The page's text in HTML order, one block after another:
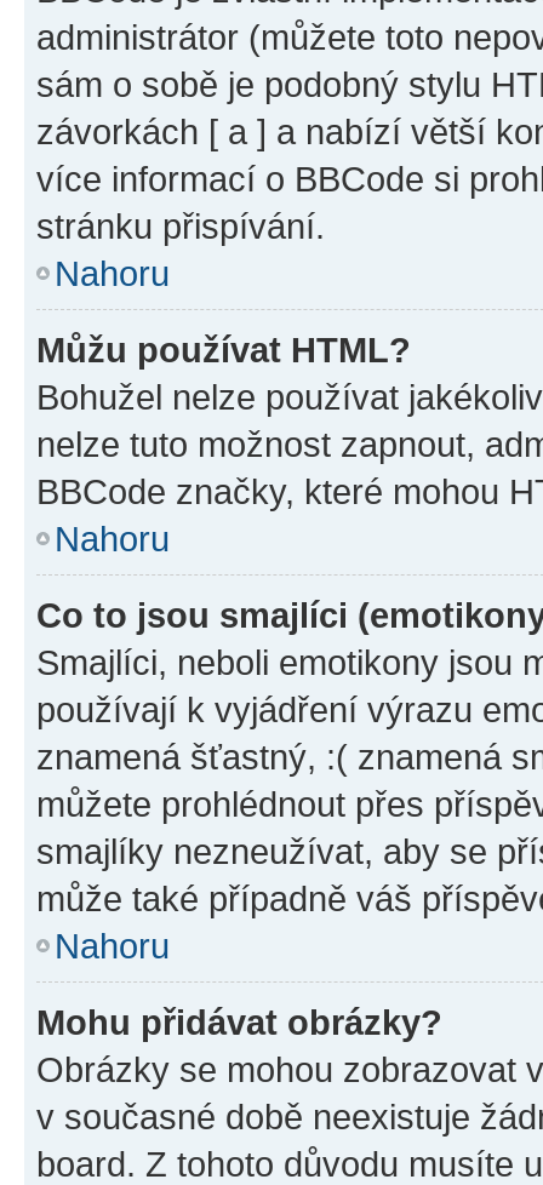
administrátor (můžete toto
sám o sobě je podobný stylu
závorkách [ a ] a nabízí větší
více informací o BBCode si
stránku přispívání.
Nahoru
Můžu používat HTML?
Bohužel nelze používat
nelze tuto možnost zapnout,
BBCode značky, které mohou
Nahoru
Co to jsou smajlíci
Smajlíci, neboli emotikony jsou
používají k vyjádření výrazu
znamená šťastný, :( znamená
můžete prohlédnout přes
smajlíky nezneužívat, aby se
může také případně váš
Nahoru
Mohu přidávat obrázky?
Obrázky se mohou zobrazovat
v současné době neexistuje
board. Z tohoto důvodu musíte